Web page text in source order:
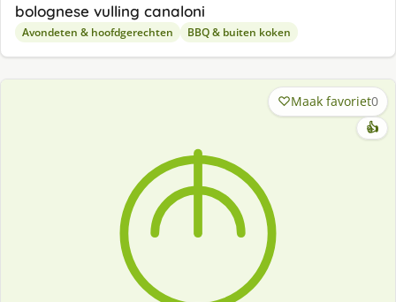
bolognese vulling canaloni
Avondeten & hoofdgerechten BBQ & buiten koken
Maak favoriet0
👍